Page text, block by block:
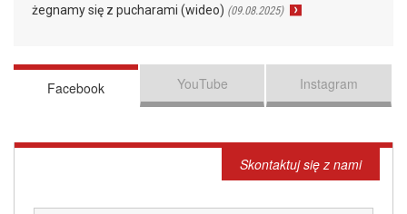
żegnamy się z pucharami (wideo) (09.08.2025)
Facebook YouTube Instagram
Skontaktuj się z nami